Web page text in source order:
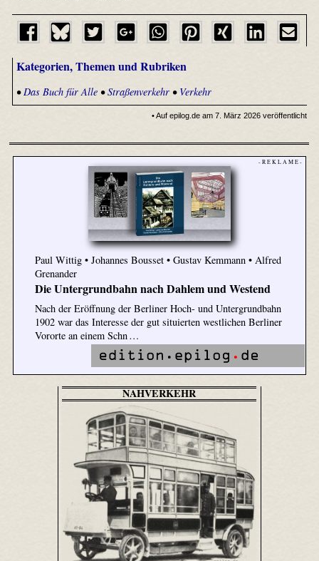
Kategorien, Themen und Rubriken
• Das Buch für Alle•Straßenverkehr• Verkehr
• Auf epilog.de am 7. März 2026 veröffentlicht
- R E K L A M E -
Paul Wittig • Johannes Bousset • Gustav Kemmann • Alfred
Grenander
Die Untergrundbahn nach Dahlem und Westend
Nach der Eröffnung der Berliner Hoch- und Untergrundbahn
1902 war das Interesse der gut situierten westlichen Berliner
Vororte an einem Schn …
NAHVERKEHR